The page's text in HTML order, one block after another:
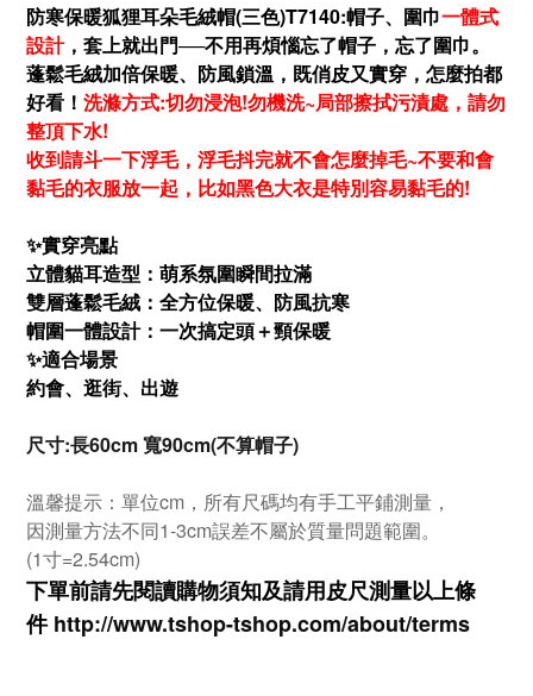
防寒保暖狐狸耳朵毛絨帽(三色)T7140:帽子、圍巾一體式
設計，套上就出門──不用再煩惱忘了帽子，忘了圍巾。
蓬鬆毛絨加倍保暖、防風鎖溫，既俏皮又實穿，怎麼拍都
好看！ 洗滌方式:切勿浸泡!勿機洗~局部擦拭污漬處，請勿
整頂下水!
收到請斗一下浮毛，浮毛抖完就不會怎麼掉毛~不要和會
黏毛的衣服放一起，比如黑色大衣是特別容易黏毛的!
✨實穿亮點
立體貓耳造型：萌系氛圍瞬間拉滿
雙層蓬鬆毛絨：全方位保暖、防風抗寒
帽圍一體設計：一次搞定頭＋頸保暖
✨適合場景
約會、逛街、出遊
尺寸:長60cm 寬90cm(不算帽子)
溫馨提示：單位cm，所有尺碼均有手工平鋪測量，
因測量方法不同1-3cm誤差不屬於質量問題範圍。
(1寸=2.54cm)
下單前請先閱讀購物須知及請用皮尺測量以上條
件 http://www.tshop-tshop.com/about/terms